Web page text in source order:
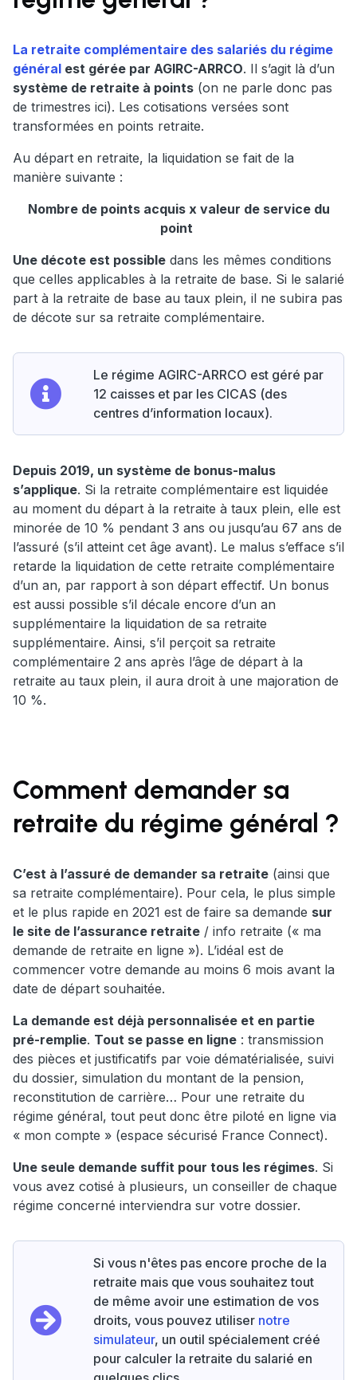
La retraite complémentaire des salariés du régime
général est gérée par AGIRC-ARRCO. Il s’agit là d’un
système de retraite à points (on ne parle donc pas
de trimestres ici). Les cotisations versées sont
transformées en points retraite.
Au départ en retraite, la liquidation se fait de la
manière suivante :
Nombre de points acquis x valeur de service du
point
Une décote est possible dans les mêmes conditions
que celles applicables à la retraite de base. Si le salarié
part à la retraite de base au taux plein, il ne subira pas
de décote sur sa retraite complémentaire.
Le régime AGIRC-ARRCO est géré par
12 caisses et par les CICAS (des
centres d’information locaux).
Depuis 2019, un système de bonus-malus
s’applique. Si la retraite complémentaire est liquidée
au moment du départ à la retraite à taux plein, elle est
minorée de 10 % pendant 3 ans ou jusqu’au 67 ans de
l’assuré (s’il atteint cet âge avant). Le malus s’efface s’il
retarde la liquidation de cette retraite complémentaire
d’un an, par rapport à son départ effectif. Un bonus
est aussi possible s’il décale encore d’un an
supplémentaire la liquidation de sa retraite
supplémentaire. Ainsi, s’il perçoit sa retraite
complémentaire 2 ans après l’âge de départ à la
retraite au taux plein, il aura droit à une majoration de
10 %.
Comment demander sa
retraite du régime général ?
C’est à l’assuré de demander sa retraite (ainsi que
sa retraite complémentaire). Pour cela, le plus simple
et le plus rapide en 2021 est de faire sa demande sur
le site de l’assurance retraite / info retraite (« ma
demande de retraite en ligne »). L’idéal est de
commencer votre demande au moins 6 mois avant la
date de départ souhaitée.
La demande est déjà personnalisée et en partie
pré-remplie. Tout se passe en ligne : transmission
des pièces et justificatifs par voie dématérialisée, suivi
du dossier, simulation du montant de la pension,
reconstitution de carrière… Pour une retraite du
régime général, tout peut donc être piloté en ligne via
« mon compte » (espace sécurisé France Connect).
Une seule demande suffit pour tous les régimes. Si
vous avez cotisé à plusieurs, un conseiller de chaque
régime concerné interviendra sur votre dossier.
Si vous n'êtes pas encore proche de la
retraite mais que vous souhaitez tout
de même avoir une estimation de vos
droits, vous pouvez utiliser notre
simulateur, un outil spécialement créé
pour calculer la retraite du salarié en